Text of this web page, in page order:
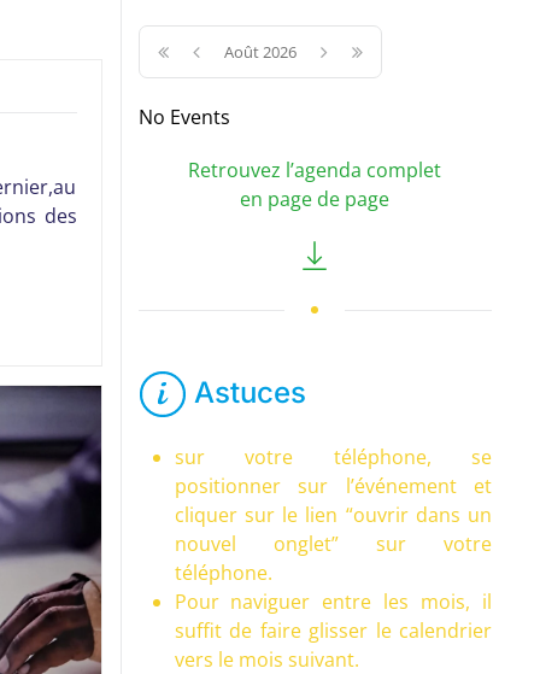
des
Août 2026
No Events
Retrouvez l’agenda complet
en page de page
Astuces
sur votre téléphone, se
positionner sur l’événement et
cliquer sur le lien “ouvrir dans un
nouvel onglet” sur votre
téléphone.
Pour naviguer entre les mois, il
suffit de faire glisser le calendrier
vers le mois suivant.